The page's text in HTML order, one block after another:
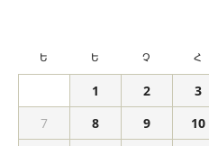
Ե Ե Չ Հ
1 2 3
7
8 9 10